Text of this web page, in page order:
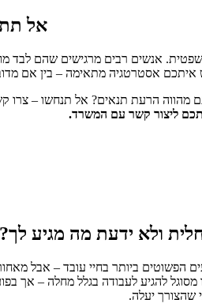
אל
אנשים רבים מרגישים שהם לבד
איתכם אסטרטגיה מתאימה – בין אם
הרעת תנאים? אל תנחשו – צרו קשר
ליצור קשר עם המשרד.
ולא ידעת מה מגיע
הפשוטים ביותר בחיי עובד – אבל
אינו מסוגל להגיע לעבודה בגלל
שהצורך יעלה.